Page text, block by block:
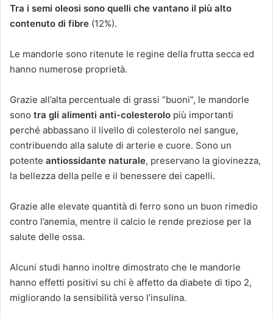
Tra i semi oleosi sono quelli che vantano il più alto
contenuto di fibre (12%).
Le mandorle sono ritenute le regine della frutta secca ed
hanno numerose proprietà.
Grazie all’alta percentuale di grassi “buoni”, le mandorle
sono tra gli alimenti anti-colesterolo più importanti
perché abbassano il livello di colesterolo nel sangue,
contribuendo alla salute di arterie e cuore. Sono un
potente antiossidante naturale, preservano la giovinezza,
la bellezza della pelle e il benessere dei capelli.
Grazie alle elevate quantità di ferro sono un buon rimedio
contro l’anemia, mentre il calcio le rende preziose per la
salute delle ossa.
Alcuni studi hanno inoltre dimostrato che le mandorle
hanno effetti positivi su chi è affetto da diabete di tipo 2,
migliorando la sensibilità verso l’insulina.